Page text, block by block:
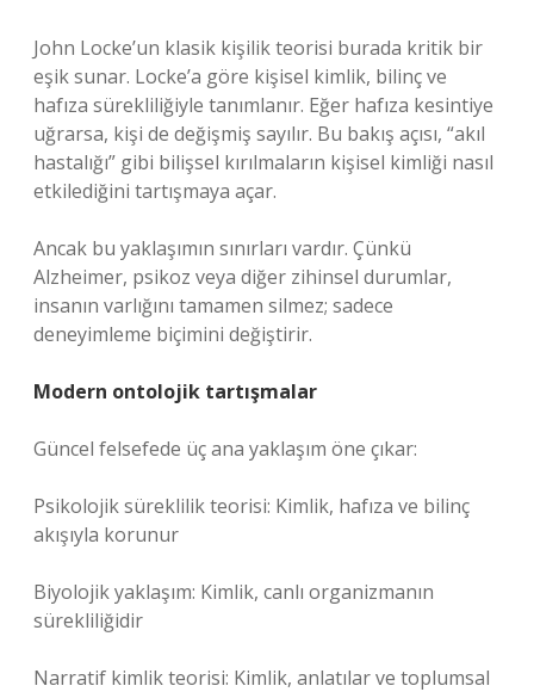
John Locke’un klasik kişilik teorisi burada kritik bir
eşik sunar. Locke’a göre kişisel kimlik, bilinç ve
hafıza sürekliliğiyle tanımlanır. Eğer hafıza kesintiye
uğrarsa, kişi de değişmiş sayılır. Bu bakış açısı, “akıl
hastalığı” gibi bilişsel kırılmaların kişisel kimliği nasıl
etkilediğini tartışmaya açar.
Ancak bu yaklaşımın sınırları vardır. Çünkü
Alzheimer, psikoz veya diğer zihinsel durumlar,
insanın varlığını tamamen silmez; sadece
deneyimleme biçimini değiştirir.
Modern ontolojik tartışmalar
Güncel felsefede üç ana yaklaşım öne çıkar:
Psikolojik süreklilik teorisi: Kimlik, hafıza ve bilinç
akışıyla korunur
Biyolojik yaklaşım: Kimlik, canlı organizmanın
sürekliliğidir
Narratif kimlik teorisi: Kimlik, anlatılar ve toplumsal